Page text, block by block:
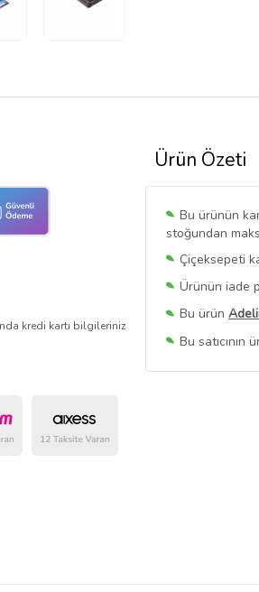
Ürün Özeti
Bu ürünün
stoğundan
Çiçeksepeti
Ürünün iade
Bu ürün
Bu satıcının
Bu Satıcının
kredi kartı bilgileriniz